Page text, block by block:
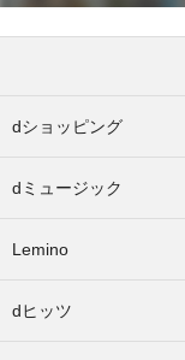
dショッピング
dミュージック
Lemino
dヒッツ